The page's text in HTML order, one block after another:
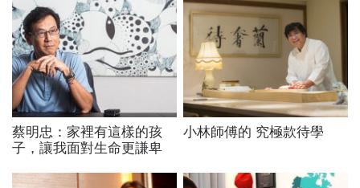
蔡明忠：家裡有這樣的孩
子，讓我面對生命更謙卑
小林師傅的 究極款待學